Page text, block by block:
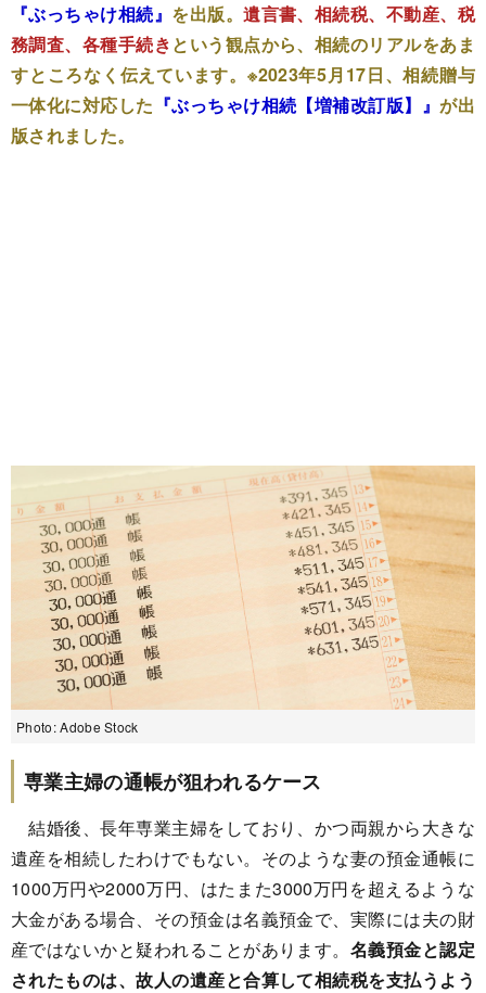
『ぶっちゃけ相続』 を出版。遺言書、相続税、不動産、税
務調査、各種手続きという観点から、相続のリアルをあま
すところなく伝えています。※2023年5月17日、相続贈与
一体化に対応した 『ぶっちゃけ相続【増補改訂版】』が出
版されました。
Photo: Adobe Stock
専業主婦の通帳が狙われるケース
結婚後、長年専業主婦をしており、かつ両親から大きな
遺産を相続したわけでもない。そのような妻の預金通帳に
1000万円や2000万円、はたまた3000万円を超えるような
大金がある場合、その預金は名義預金で、実際には夫の財
産ではないかと疑われることがあります。 名義預金と認定
されたものは、故人の遺産と合算して相続税を支払うよう